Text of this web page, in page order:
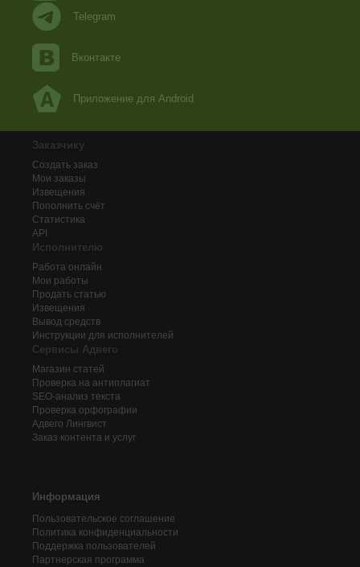
Telegram
Вконтакте
Приложение для Android
Заказчику
Создать заказ
Мои заказы
Извещения
Пополнить счёт
Статистика
API
Исполнителю
Работа онлайн
Мои работы
Продать статью
Извещения
Вывод средств
Инструкции для исполнителей
Сервисы Адвего
Магазин статей
Проверка на антиплагиат
SEO-анализ текста
Проверка орфографии
Адвего Лингвист
Заказ контента и услуг
Информация
Пользовательское соглашение
Политика конфиденциальности
Поддержка пользователей
Партнерская программа